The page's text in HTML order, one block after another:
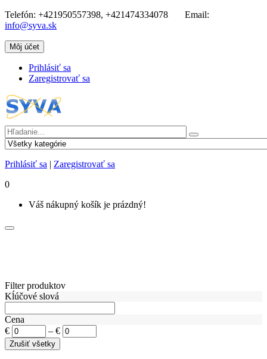
Telefón: +421950557398, +421474334078 Email:
info@syva.sk
Môj účet
Prihlásiť sa
Zaregistrovať sa
Prihlásiť sa | Zaregistrovať sa
0
Váš nákupný košík je prázdný!
Filter produktov
Kĺúčové slová
Cena
€
– €